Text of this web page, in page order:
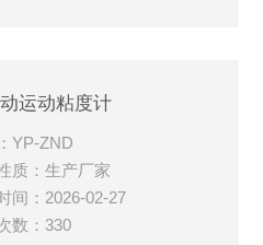
运动粘度计
YP-ZND
质：生产厂家
间：2026-02-27
数：330